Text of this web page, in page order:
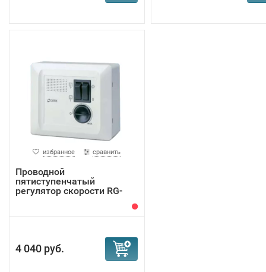
избранное сравнить
Проводной
пятиступенчатый
регулятор скорости RG-
4 040 руб.